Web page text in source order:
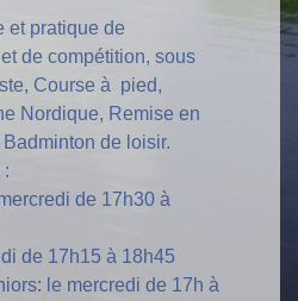
et pratique de
de compétition, sous
Course à pied,
Nordique, Remise en
de loisir.
:
de 17h30 à
de 17h15 à 18h45
le mercredi de 17h à